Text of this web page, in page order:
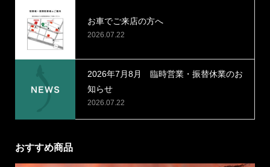
お車でご来店の方へ
2026.07.22
2026年7月8月 臨時営業・振替休業のお
知らせ
2026.07.22
おすすめ商品